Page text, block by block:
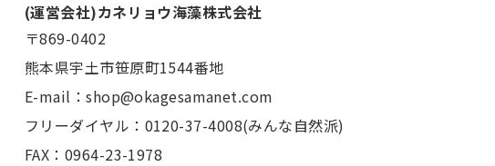
(運営会社)カネリョウ海藻株式会社
〒869-0402
熊本県宇土市笹原町1544番地
E-mail：shop@okagesamanet.com
フリーダイヤル：0120-37-4008(みんな自然派)
FAX：0964-23-1978